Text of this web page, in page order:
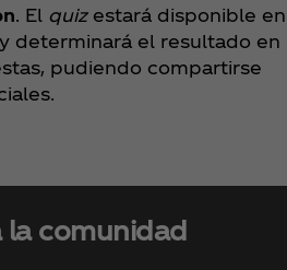
. El quizestará disponible en
y determinará el resultado en
pudiendo compartirse
la comunidad